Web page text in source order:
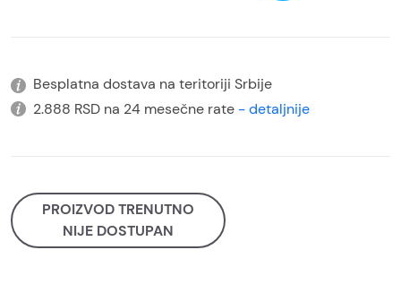
Besplatna dostava na teritoriji Srbije
2.888 RSD na 24 mesečne rate - detaljnije
PROIZVOD TRENUTNO
NIJE DOSTUPAN